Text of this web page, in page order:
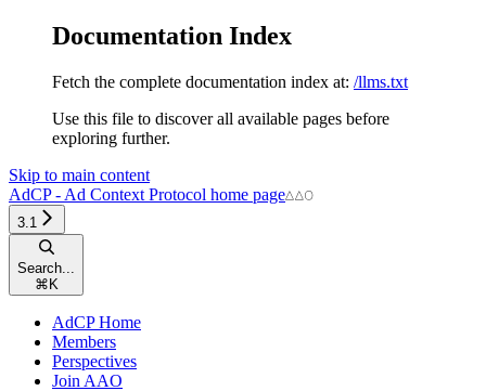
Documentation Index
Fetch the complete documentation index at: /llms.txt
Use this file to discover all available pages before
exploring further.
Skip to main content
AdCP - Ad Context Protocol home page
3.1
Search...
⌘ K
AdCP Home
Members
Perspectives
Join AAO